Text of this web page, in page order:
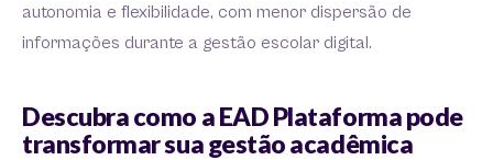
autonomia e flexibilidade, com menor dispersão de
informações durante a gestão escolar digital.
Descubra como a EAD Plataforma pode
transformar sua gestão acadêmica